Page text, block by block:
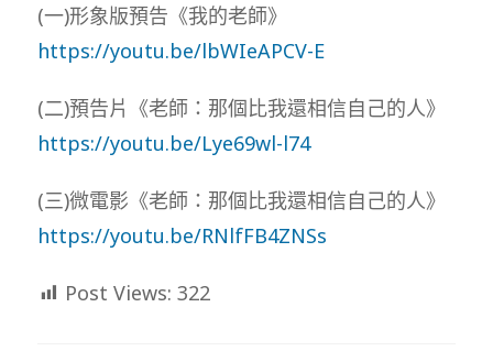
(一)形象版預告《我的老師》
https://youtu.be/lbWIeAPCV-E
(二)預告片《老師：那個比我還相信自己的人》
https://youtu.be/Lye69wl-l74
(三)微電影《老師：那個比我還相信自己的人》
https://youtu.be/RNlfFB4ZNSs
Post Views: 322